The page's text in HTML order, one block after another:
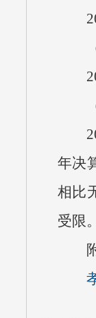
（
（
年决
相比
受限
附